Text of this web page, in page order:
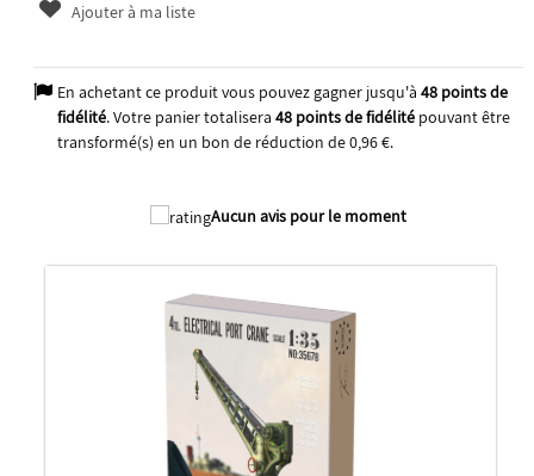
Ajouter à ma liste
En achetant ce produit vous pouvez gagner jusqu'à 48points de
fidélité. Votre panier totalisera 48points de fidélitépouvant être
transformé(s) en un bon de réduction de0,96 €.
Aucun avis pour le moment
2025